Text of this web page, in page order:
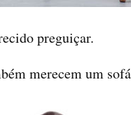
preguiçar.
merecem um